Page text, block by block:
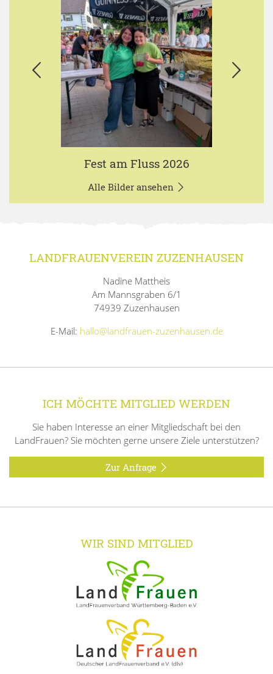
Fest am Fluss 2026
Alle Bilder ansehen
LANDFRAUENVEREIN ZUZENHAUSEN
Nadine Mattheis
Am Mannsgraben 6/1
74939 Zuzenhausen
E-Mail: hallo@landfrauen-zuzenhausen.de
ICH MÖCHTE MITGLIED WERDEN
Sie haben Interesse an einer Mitgliedschaft bei den
LandFrauen? Sie möchten gerne unsere Ziele unterstützen?
Zur Anfrage
WIR SIND MITGLIED